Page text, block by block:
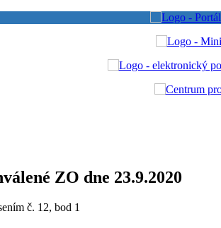
ZO dne 23.9.2020
č. 12, bod 1